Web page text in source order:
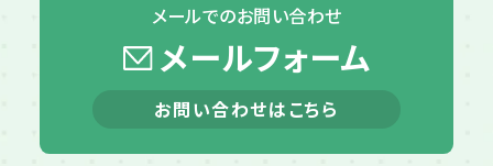
メールでのお問い合わせ
メールフォーム
お問い合わせはこちら